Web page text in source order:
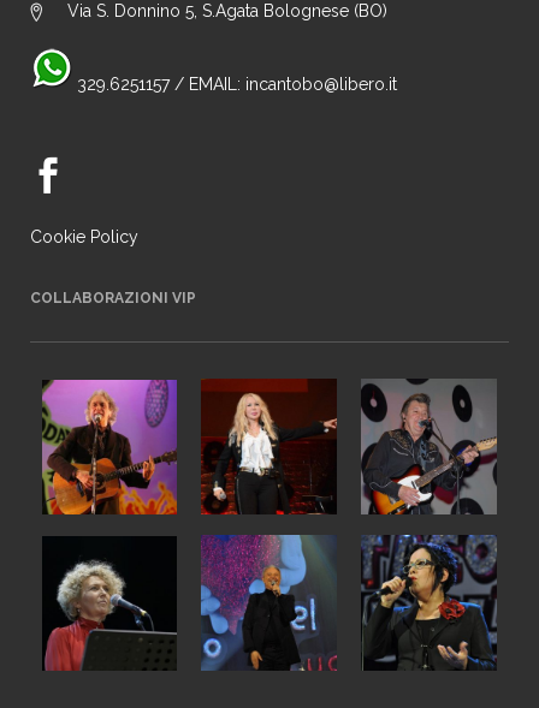
Via S. Donnino 5, S.Agata Bolognese (BO)
329.6251157/ EMAIL: incantobo@libero.it
Cookie Policy
COLLABORAZIONI VIP